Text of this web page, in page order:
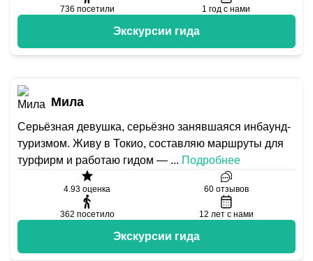
736 посетили 1 год с нами
Экскурсии гида
Мила
Серьёзная девушка, серьёзно занявшаяся инбаунд-
туризмом. Живу в Токио, составляю маршруты для
турфирм и работаю гидом — ... Подробнее
4.93 оценка 60 отзывов
362 посетило 12 лет с нами
Экскурсии гида